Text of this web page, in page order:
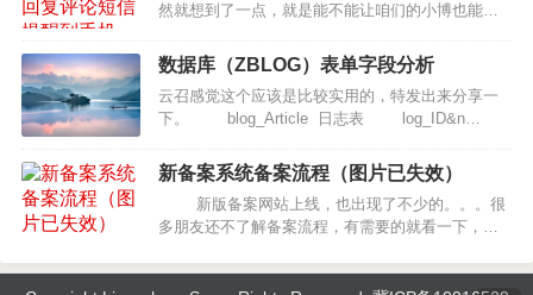
然就想到了一点，就是能不能让咱们的小博也能将
且更及时的了解了留言，哪怕就是自己没有上网，
只要手机开机，就可以知道博友的留言，感觉…
数据库（ZBLOG）表单字段分析
云召感觉这个应该是比较实用的，特发出来分享一
下。 blog_Article 日志表 log_ID&n…
新备案系统备案流程（图片已失效）
新版备案网站上线，也出现了不少的。。。很
多朋友还不了解备案流程，有需要的就看一下，云